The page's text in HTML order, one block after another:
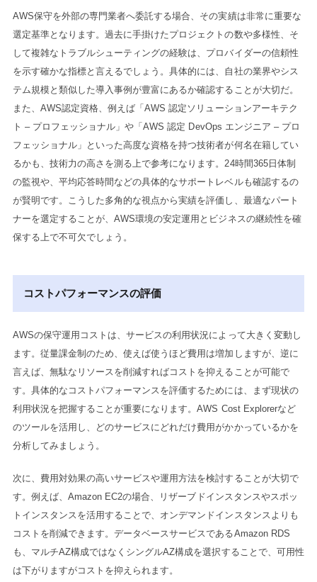
AWS保守を外部の専門業者へ委託する場合、その実績は非常に重要な
選定基準となります。過去に手掛けたプロジェクトの数や多様性、そ
して複雑なトラブルシューティングの経験は、プロバイダーの信頼性
を示す確かな指標と言えるでしょう。具体的には、自社の業界やシス
テム規模と類似した導入事例が豊富にあるか確認することが大切だ。
また、AWS認定資格、例えば「AWS 認定ソリューションアーキテク
ト – プロフェッショナル」や「AWS 認定 DevOps エンジニア – プロ
フェッショナル」といった高度な資格を持つ技術者が何名在籍してい
るかも、技術力の高さを測る上で参考になります。24時間365日体制
の監視や、平均応答時間などの具体的なサポートレベルも確認するの
が賢明です。こうした多角的な視点から実績を評価し、最適なパート
ナーを選定することが、AWS環境の安定運用とビジネスの継続性を確
保する上で不可欠でしょう。
コストパフォーマンスの評価
AWSの保守運用コストは、サービスの利用状況によって大きく変動し
ます。従量課金制のため、使えば使うほど費用は増加しますが、逆に
言えば、無駄なリソースを削減すればコストを抑えることが可能で
す。具体的なコストパフォーマンスを評価するためには、まず現状の
利用状況を把握することが重要になります。AWS Cost Explorerなど
のツールを活用し、どのサービスにどれだけ費用がかかっているかを
分析してみましょう。
次に、費用対効果の高いサービスや運用方法を検討することが大切で
す。例えば、Amazon EC2の場合、リザーブドインスタンスやスポッ
トインスタンスを活用することで、オンデマンドインスタンスよりも
コストを削減できます。データベースサービスであるAmazon RDS
も、マルチAZ構成ではなくシングルAZ構成を選択することで、可用性
は下がりますがコストを抑えられます。